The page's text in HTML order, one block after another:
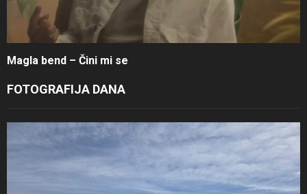
Magla bend – Čini mi se
FOTOGRAFIJA DANA